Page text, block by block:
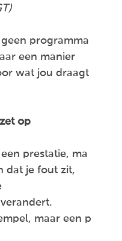
programma
een manier
wat jou draagt
op
prestatie, ma
dat je fout zit,
maar een p